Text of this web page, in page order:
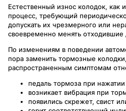
Естественный износ колодок, как
процесс, требующий
допускать их чрезмерного или
своевременно менять отходившие
По изменениям в поведении
пора заменить тормозные
распространенным симптомам
педаль тормоза при
возникает вибрация при
появились скрежет, свист